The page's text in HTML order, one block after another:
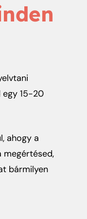
egy 15-20
ahogy a
megértésed,
bármilyen